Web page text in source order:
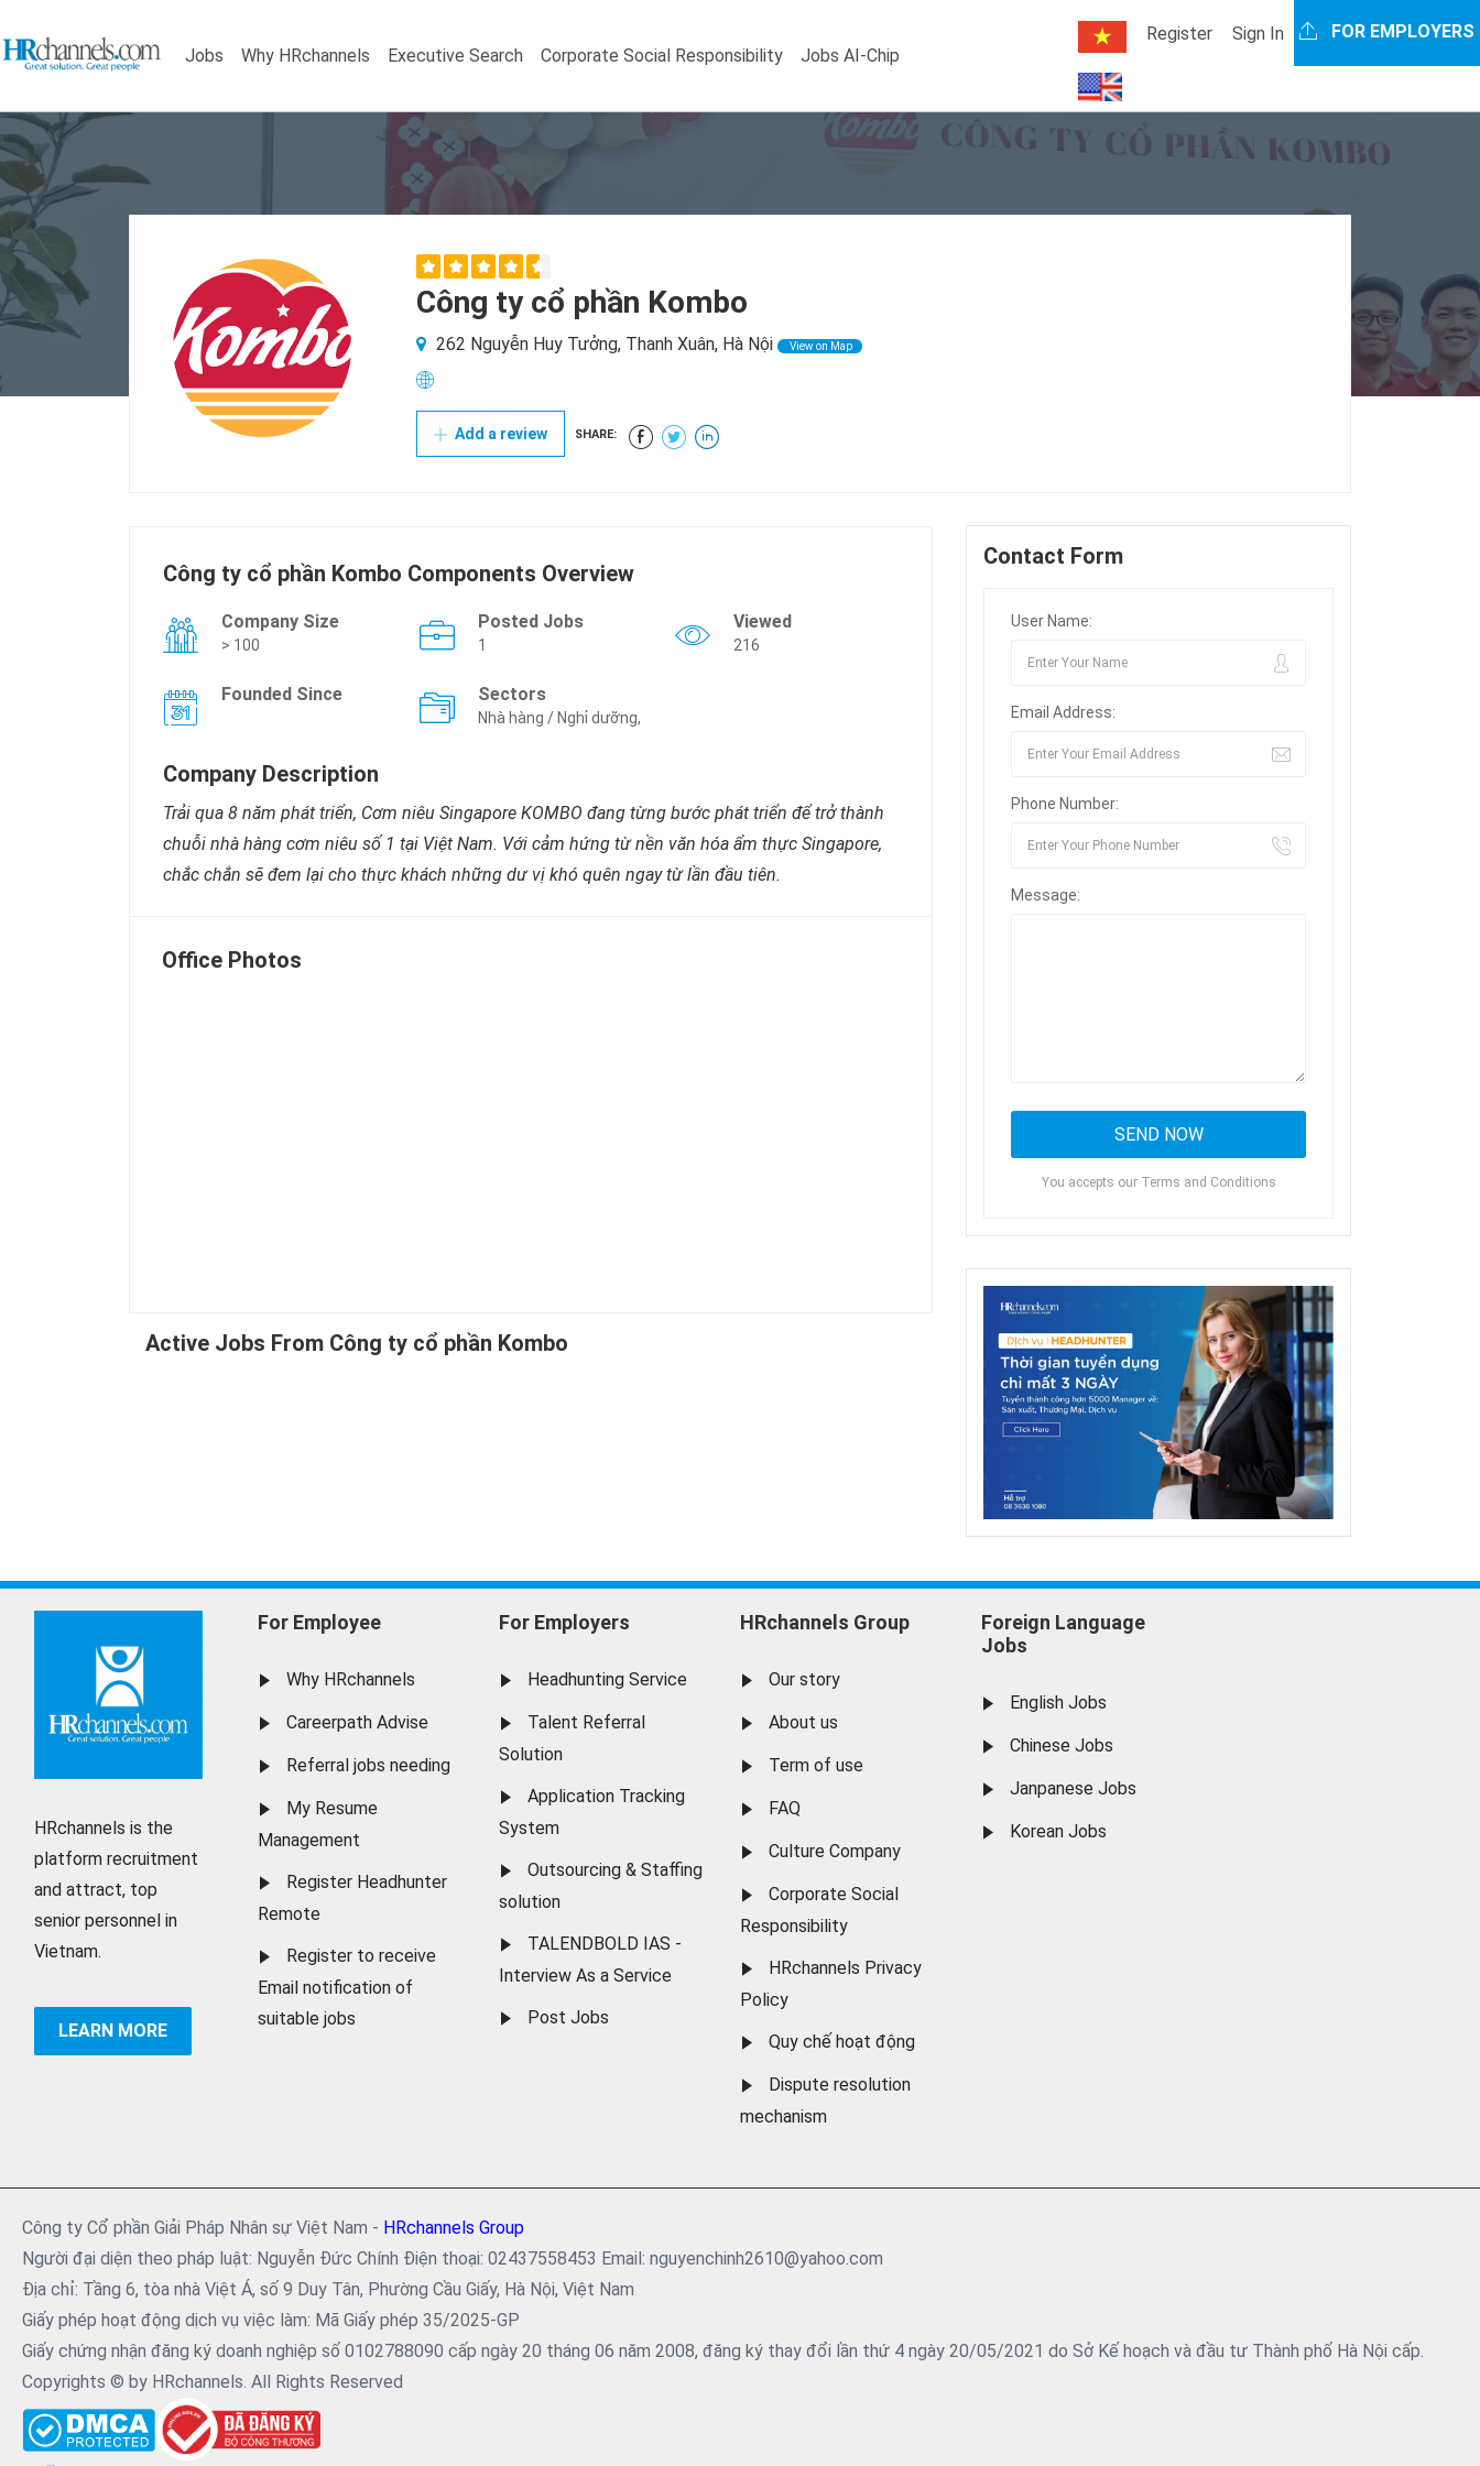
Jobs Why HRchannels Executive Search Corporate Social Responsibility Jobs AI-Chip
Register Sign In FOR EMPLOYERS
Công ty cổ phần Kombo
262 Nguyễn Huy Tưởng, Thanh Xuân, Hà Nội View on Map
Add a review SHARE:
Công ty cổ phần Kombo Components Overview
Company Size
> 100
Posted Jobs
1
Viewed
216
Founded Since Sectors
Nhà hàng / Nghỉ dưỡng,
Company Description
Trải qua 8 năm phát triển, Cơm niêu Singapore KOMBO đang từng bước phát triển để trở thành
chuỗi nhà hàng cơm niêu số 1 tại Việt Nam. Với cảm hứng từ nền văn hóa ẩm thực Singapore,
chắc chắn sẽ đem lại cho thực khách những dư vị khó quên ngay từ lần đầu tiên.
Office Photos
Active Jobs From Công ty cổ phần Kombo
Contact Form
User Name:
Email Address:
Phone Number:
Message:
You accepts our Terms and Conditions
HRchannels is the
platform recruitment
and attract, top
senior personnel in
Vietnam.
LEARN MORE
For Employee
Why HRchannels
Careerpath Advise
Referral jobs needing
My Resume
Management
Register Headhunter
Remote
Register to receive
Email notification of
suitable jobs
For Employers
Headhunting Service
Talent Referral
Solution
Application Tracking
System
Outsourcing & Staffing
solution
TALENDBOLD IAS -
Interview As a Service
Post Jobs
HRchannels Group
Our story
About us
Term of use
FAQ
Culture Company
Corporate Social
Responsibility
HRchannels Privacy
Policy
Quy chế hoạt động
Dispute resolution
mechanism
Foreign Language
Jobs
English Jobs
Chinese Jobs
Janpanese Jobs
Korean Jobs
Công ty Cổ phần Giải Pháp Nhân sự Việt Nam - HRchannels Group
Người đại diện theo pháp luật: Nguyễn Đức Chính Điện thoại: 02437558453 Email: nguyenchinh2610@yahoo.com
Địa chỉ: Tầng 6, tòa nhà Việt Á, số 9 Duy Tân, Phường Cầu Giấy, Hà Nội, Việt Nam
Giấy phép hoạt động dịch vụ việc làm: Mã Giấy phép 35/2025-GP
Giấy chứng nhận đăng ký doanh nghiệp số 0102788090 cấp ngày 20 tháng 06 năm 2008, đăng ký thay đổi lần thứ 4 ngày 20/05/2021 do Sở Kế hoạch và đầu tư Thành phố Hà Nội cấp.
Copyrights © by HRchannels. All Rights Reserved